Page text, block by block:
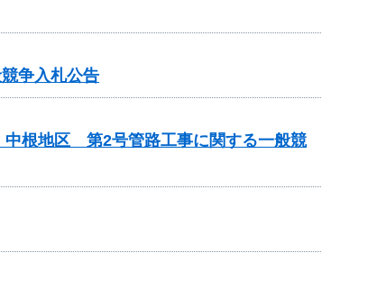
争入札公告
根地区 第2号管路工事に関する一般競